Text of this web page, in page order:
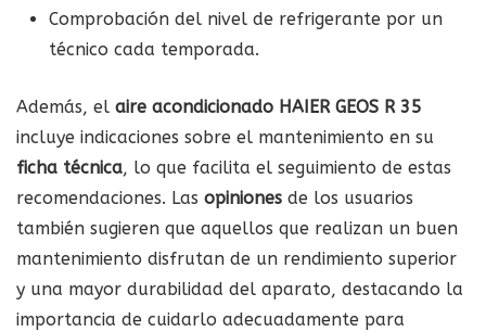
Comprobación del nivel de refrigerante por un
técnico cada temporada.
Además, el aire acondicionado HAIER GEOS R 35
incluye indicaciones sobre el mantenimiento en su
ficha técnica, lo que facilita el seguimiento de estas
recomendaciones. Las opiniones de los usuarios
también sugieren que aquellos que realizan un buen
mantenimiento disfrutan de un rendimiento superior
y una mayor durabilidad del aparato, destacando la
importancia de cuidarlo adecuadamente para